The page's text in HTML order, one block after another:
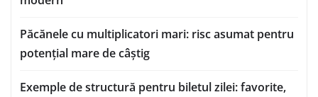
Păcănele cu multiplicatori mari: risc asumat pentru
potențial mare de câștig
Exemple de structură pentru biletul zilei: favorite,